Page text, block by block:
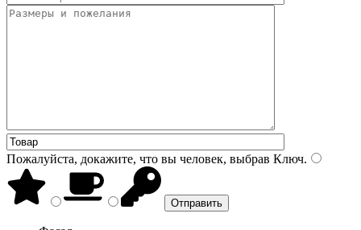
Пожалуйста, докажите, что вы человек, выбрав Ключ.